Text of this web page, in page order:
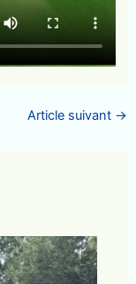
Article suivant →